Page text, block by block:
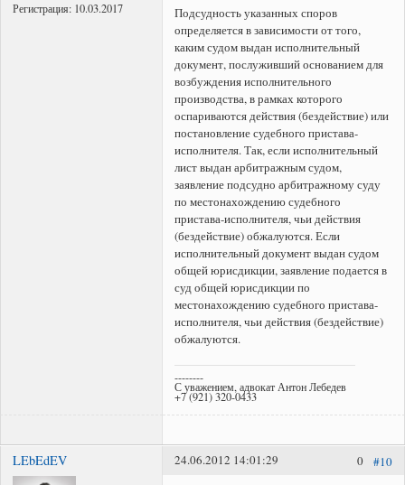
Регистрация: 10.03.2017
Подсудность указанных споров
определяется в зависимости от того,
каким судом выдан исполнительный
документ, послуживший основанием для
возбуждения исполнительного
производства, в рамках которого
оспариваются действия (бездействие) или
постановление судебного пристава-
исполнителя. Так, если исполнительный
лист выдан арбитражным судом,
заявление подсудно арбитражному суду
по местонахождению судебного
пристава-исполнителя, чьи действия
(бездействие) обжалуются. Если
исполнительный документ выдан судом
общей юрисдикции, заявление подается в
суд общей юрисдикции по
местонахождению судебного пристава-
исполнителя, чьи действия (бездействие)
обжалуются.
--------
С уважением, адвокат Антон Лебедев
+7 (921) 320-0433
LEbEdEV #10
0
24.06.2012 14:01:29